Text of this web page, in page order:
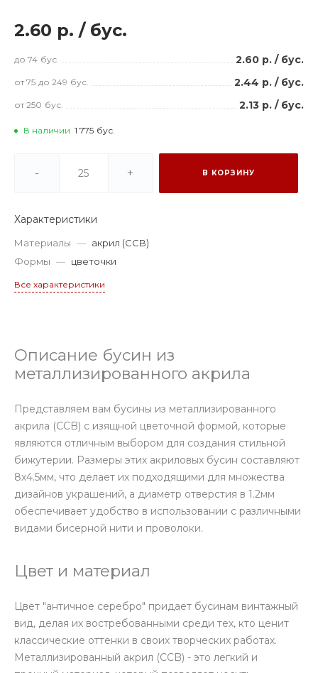
2.60 р. / бус.
до 74 бус. 2.60 р. / бус.
от 75 до 249 бус. 2.44 р. / бус.
от 250 бус. 2.13 р. / бус.
В наличии 1 775 бус.
- + В КОРЗИНУ
Характеристики
Материалы — акрил (CCB)
Формы — цветочки
Все характеристики
Описание бусин из
металлизированного акрила
Представляем вам бусины из металлизированного
акрила (CCB) с изящной цветочной формой, которые
являются отличным выбором для создания стильной
бижутерии. Размеры этих акриловых бусин составляют
8х4.5мм, что делает их подходящими для множества
дизайнов украшений, а диаметр отверстия в 1.2мм
обеспечивает удобство в использовании с различными
видами бисерной нити и проволоки.
Цвет и материал
Цвет "античное серебро" придает бусинам винтажный
вид, делая их востребованными среди тех, кто ценит
классические оттенки в своих творческих работах.
Металлизированный акрил (CCB) - это легкий и